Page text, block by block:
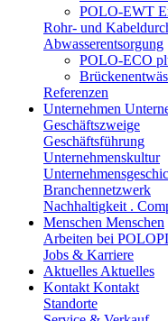
POLO-EWT
Rohr- und
Abwasserentsorgung
POLO-ECO
Referenzen
Unternehmen
Geschäftszweige
Geschäftsführung
Unternehmenskultur
Branchennetzwerk
Nachhaltigkeit .
Menschen Menschen
Arbeiten bei
Jobs & Karriere
Aktuelles Aktuelles
Kontakt Kontakt
Standorte